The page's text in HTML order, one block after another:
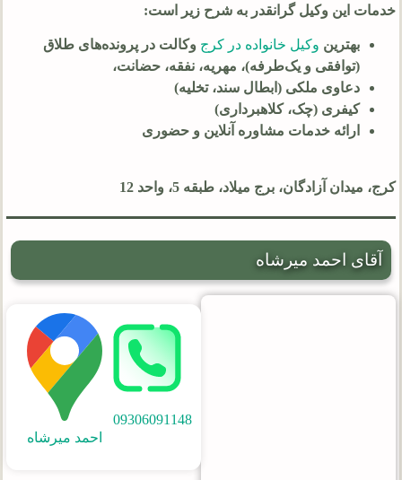
خدمات این وکیل گرانقدر به شرح زیر است:
بهترین وکیل خانواده در کرج وکالت در پرونده‌های طلاق
(توافقی و یک‌طرفه)، مهریه، نفقه، حضانت،
دعاوی ملکی (ابطال سند، تخلیه)
کیفری (چک، کلاهبرداری)
ارائه خدمات مشاوره آنلاین و حضوری
کرج، میدان آزادگان، برج میلاد، طبقه 5، واحد 12
آقای احمد میرشاه
09306091148
احمد میرشاه